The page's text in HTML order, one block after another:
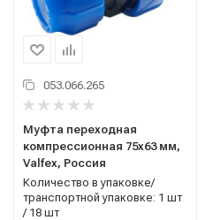
053.066.265
Муфта переходная
компрессионная 75x63 мм,
Valfex, Россия
Количество в упаковке/
транспортной упаковке: 1 шт
/ 18 шт